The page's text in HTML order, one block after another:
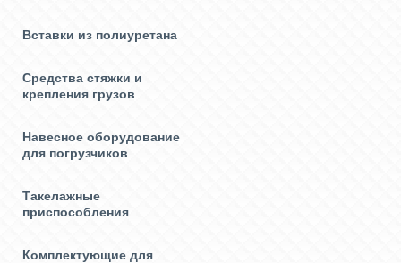
Вставки из полиуретана
Средства стяжки и
крепления грузов
Навесное оборудование
для погрузчиков
Такелажные
приспособления
Комплектующие для